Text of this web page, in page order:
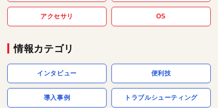
アクセサリ OS
情報カテゴリ
インタビュー 便利技
導入事例 トラブルシューティング